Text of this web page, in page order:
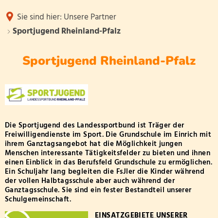
Unsere Schule
Unsere Schulwerte
Unsere Klassen
Klasse 2a
Klasse 2b
Klasse 2c
Unser Team
FSJler
Unser Schulelternbeirat
volle Halbtagsschule
Schwerpunktschule
Unsere Partner
Förderverein
Kindertagesstätten
Schulobstprogramm
Sportjugend Rheinland-Pfalz
Datenschutzworkshop
Service
Neu an der Schule?
Ganztagsschule
Betreuende Grundschule
Schulbuchausleihe
Ferienübersichten
Sie sind hier: Unsere Partner
Sportjugend Rheinland-Pfalz
Sportjugend
Rheinland-
Pfalz
Sportjugend Rheinland-Pfalz
Die Sportjugend des Landessportbund ist Träger der
Freiwilligendienste im Sport. Die Grundschule im Einrich mit
ihrem Ganztagsangebot hat die Möglichkeit jungen
Menschen interessante Tätigkeitsfelder zu bieten und ihnen
einen Einblick in das Berufsfeld Grundschule zu ermöglichen.
Ein Schuljahr lang begleiten die FsJler die Kinder während
der vollen Halbtagsschule aber auch während der
Ganztagsschule. Sie sind ein fester Bestandteil unserer
Schulgemeinschaft.
EINSATZGEBIETE UNSERER